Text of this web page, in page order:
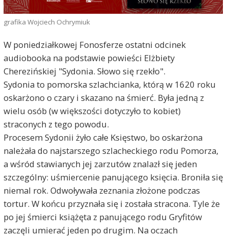
grafika Wojciech Ochrymiuk
W poniedziałkowej Fonosferze ostatni odcinek
audiobooka na podstawie powieści Elżbiety
Cherezińskiej "Sydonia. Słowo się rzekło".
Sydonia to pomorska szlachcianka, którą w 1620 roku
oskarżono o czary i skazano na śmierć. Była jedną z
wielu osób (w większości dotyczyło to kobiet)
straconych z tego powodu.
Procesem Sydonii żyło całe Księstwo, bo oskarżona
należała do najstarszego szlacheckiego rodu Pomorza,
a wśród stawianych jej zarzutów znalazł się jeden
szczególny: uśmiercenie panującego księcia. Broniła się
niemal rok. Odwoływała zeznania złożone podczas
tortur. W końcu przyznała się i została stracona. Tyle że
po jej śmierci książęta z panującego rodu Gryfitów
zaczęli umierać jeden po drugim. Na oczach